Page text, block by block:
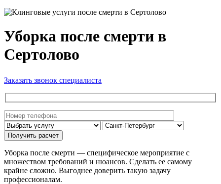
Уборка после смерти в
Сертолово
Заказать звонок специалиста
Уборка после смерти — специфическое мероприятие с
множеством требований и нюансов. Сделать ее самому
крайне сложно. Выгоднее доверить такую задачу
профессионалам.